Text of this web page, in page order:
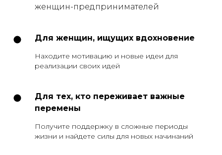
женщин-предпринимателей
Для женщин, ищущих вдохновение
Находите мотивацию и новые идеи для
реализации своих идей
Для тех, кто переживает важные
перемены
Получите поддержку в сложные периоды
жизни и найдете силы для новых начинаний